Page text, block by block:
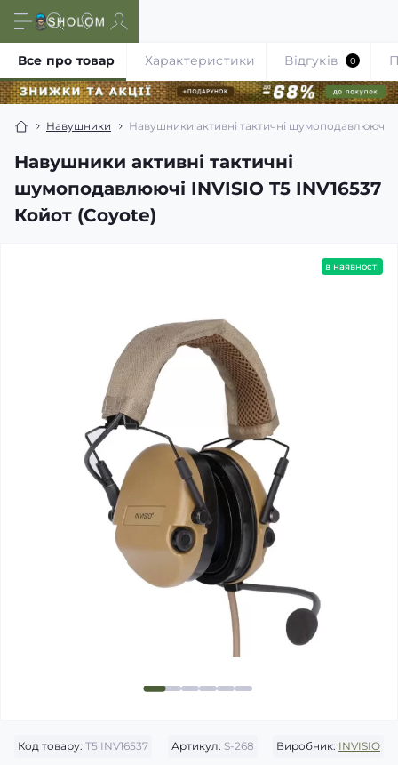
Навушники Навушники активні тактичні шумоподавлюючі
Навушники активні тактичні
шумоподавлюючі INVISIO T5 INV16537
Койот (Coyote)
Все про товар Характеристики Відгуків 0
в наявності
Код товару: T5 INV16537 Артикул: S-268 Виробник: INVISIO